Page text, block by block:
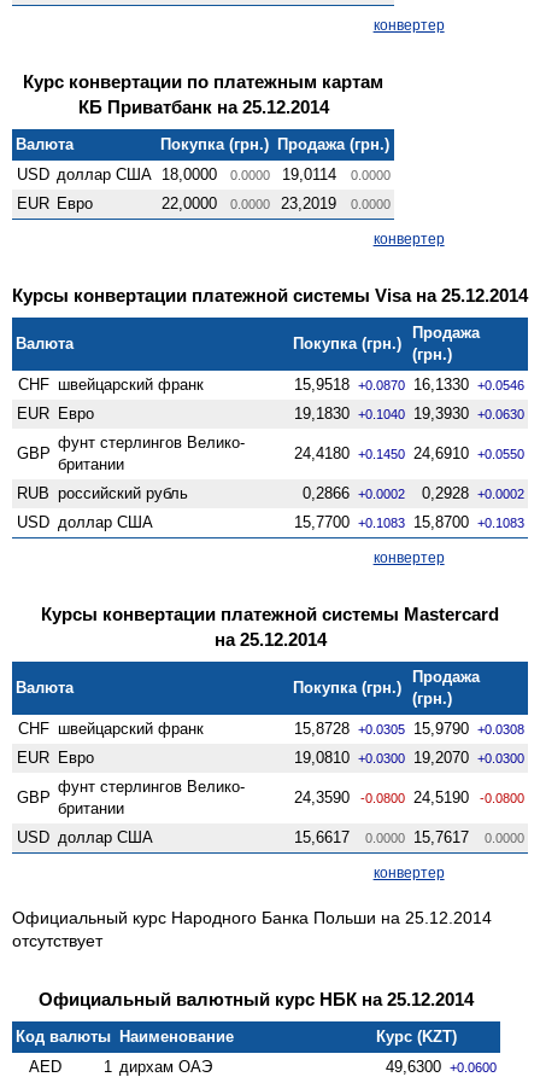
конвертер
Курс конвертации по платежным картам
КБ Приватбанк на 25.12.2014
Валюта Покупка (грн.) Продажа (грн.)
USD доллар США 18,0000 0.0000 19,0114 0.0000
EUR Евро 22,0000 0.0000 23,2019 0.0000
конвертер
Курсы конвертации платежной системы Visa на 25.12.2014
Валюта Покупка (грн.)
Продажа
(грн.)
CHF швейцарский франк 15,9518 +0.0870 16,1330 +0.0546
EUR Евро 19,1830 +0.1040 19,3930 +0.0630
GBP
фунт стерлингов Велико­
британии
24,4180 +0.1450 24,6910 +0.0550
RUB российский рубль 0,2866 +0.0002 0,2928 +0.0002
USD доллар США 15,7700 +0.1083 15,8700 +0.1083
конвертер
Курсы конвертации платежной системы Mastercard
на 25.12.2014
Валюта Покупка (грн.)
Продажа
(грн.)
CHF швейцарский франк 15,8728 +0.0305 15,9790 +0.0308
EUR Евро 19,0810 +0.0300 19,2070 +0.0300
GBP
фунт стерлингов Велико­
британии
24,3590 -0.0800 24,5190 -0.0800
USD доллар США 15,6617 0.0000 15,7617 0.0000
конвертер
Официальный курс Народного Банка Польши на 25.12.2014
отсутствует
Официальный валютный курс НБК на 25.12.2014
Код валюты Наименование
Курс (KZT)
AED
1 дирхам ОАЭ 49,6300 +0.0600